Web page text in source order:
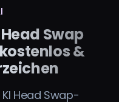
Swap
&
Head Swap-